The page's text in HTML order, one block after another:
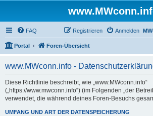
FAQ Anmelden
Registrieren
Portal Foren-Übersicht
www.MWconn.info -
Diese Richtlinie beschreibt, wie „www.MWconn.info“
(„https://www.mwconn.info“) (im Folgenden „der
verwendet, die während deines Foren-Besuchs
UMFANG UND ART DER DATENSPEICHERUNG